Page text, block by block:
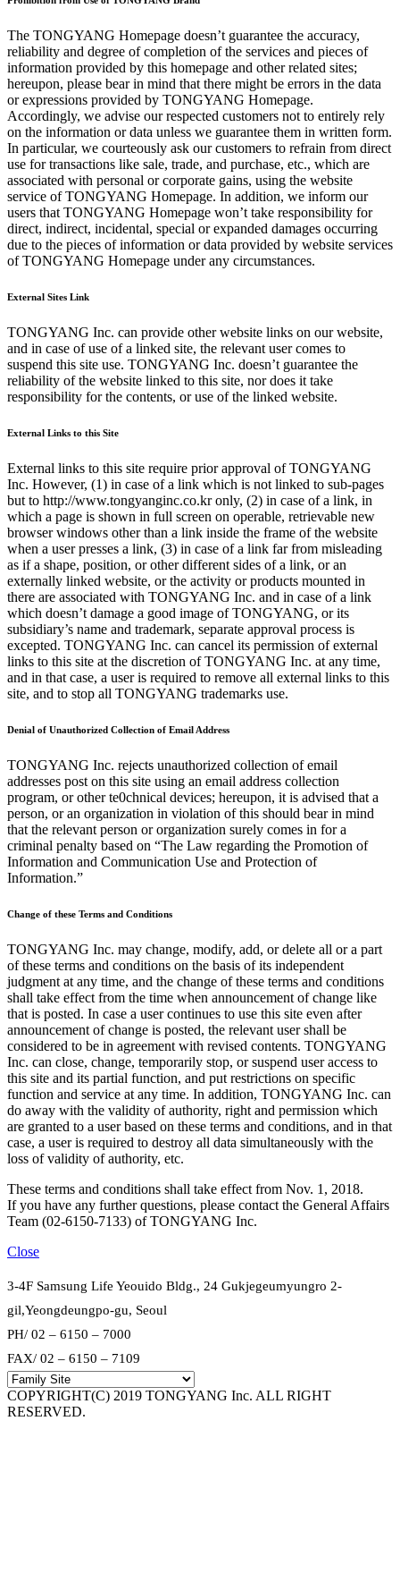
The TONGYANG Homepage doesn’t guarantee the accuracy,
reliability and degree of completion of the services and pieces of
information provided by this homepage and other related sites;
hereupon, please bear in mind that there might be errors in the data
or expressions provided by TONGYANG Homepage.
Accordingly, we advise our respected customers not to entirely rely
on the information or data unless we guarantee them in written form.
In particular, we courteously ask our customers to refrain from direct
use for transactions like sale, trade, and purchase, etc., which are
associated with personal or corporate gains, using the website
service of TONGYANG Homepage. In addition, we inform our
users that TONGYANG Homepage won’t take responsibility for
direct, indirect, incidental, special or expanded damages occurring
due to the pieces of information or data provided by website services
of TONGYANG Homepage under any circumstances.
External Sites Link
TONGYANG Inc. can provide other website links on our website,
and in case of use of a linked site, the relevant user comes to
suspend this site use. TONGYANG Inc. doesn’t guarantee the
reliability of the website linked to this site, nor does it take
responsibility for the contents, or use of the linked website.
External Links to this Site
External links to this site require prior approval of TONGYANG
Inc. However, (1) in case of a link which is not linked to sub-pages
but to http://www.tongyanginc.co.kr only, (2) in case of a link, in
which a page is shown in full screen on operable, retrievable new
browser windows other than a link inside the frame of the website
when a user presses a link, (3) in case of a link far from misleading
as if a shape, position, or other different sides of a link, or an
externally linked website, or the activity or products mounted in
there are associated with TONGYANG Inc. and in case of a link
which doesn’t damage a good image of TONGYANG, or its
subsidiary’s name and trademark, separate approval process is
excepted. TONGYANG Inc. can cancel its permission of external
links to this site at the discretion of TONGYANG Inc. at any time,
and in that case, a user is required to remove all external links to this
site, and to stop all TONGYANG trademarks use.
Denial of Unauthorized Collection of Email Address
TONGYANG Inc. rejects unauthorized collection of email
addresses post on this site using an email address collection
program, or other te0chnical devices; hereupon, it is advised that a
person, or an organization in violation of this should bear in mind
that the relevant person or organization surely comes in for a
criminal penalty based on “The Law regarding the Promotion of
Information and Communication Use and Protection of
Information.”
Change of these Terms and Conditions
TONGYANG Inc. may change, modify, add, or delete all or a part
of these terms and conditions on the basis of its independent
judgment at any time, and the change of these terms and conditions
shall take effect from the time when announcement of change like
that is posted. In case a user continues to use this site even after
announcement of change is posted, the relevant user shall be
considered to be in agreement with revised contents. TONGYANG
Inc. can close, change, temporarily stop, or suspend user access to
this site and its partial function, and put restrictions on specific
function and service at any time. In addition, TONGYANG Inc. can
do away with the validity of authority, right and permission which
are granted to a user based on these terms and conditions, and in that
case, a user is required to destroy all data simultaneously with the
loss of validity of authority, etc.
These terms and conditions shall take effect from Nov. 1, 2018.
If you have any further questions, please contact the General Affairs
Team (02-6150-7133) of TONGYANG Inc.
Close
3-4F Samsung Life Yeouido Bldg., 24 Gukjegeumyungro 2-
gil,Yeongdeungpo-gu, Seoul
PH/ 02 – 6150 – 7000
FAX/ 02 – 6150 – 7109
COPYRIGHT(C) 2019 TONGYANG Inc. ALL RIGHT
RESERVED.